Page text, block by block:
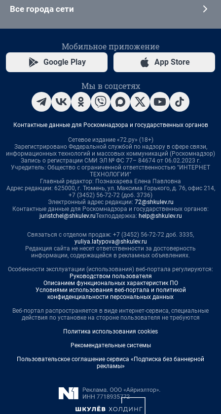
Все города сети
Мобильное приложение
Google Play App Store
Мы в соцсетях
Контактные данные для Роскомнадзора и государственных органов
Сетевое издание «72.ру» (18+)
Зарегистрировано Федеральной службой по надзору в сфере связи,
информационных технологий и массовых коммуникаций (Роскомнадзор)
Запись о регистрации СМИ ЭЛ № ФС 77– 84674 от 06.02.2023 г.
Учредитель: Общество с ограниченной ответственностью "ИНТЕРНЕТ
ТЕХНОЛОГИИ"
Главный редактор: Познахарева Елена Павловна
Адрес редакции: 625000, г. Тюмень, ул. Максима Горького, д. 76, офис 214,
+7 (3452) 56-72-72 (доб. 3736)
Электронный адрес редакции: 72@shkulev.ru
Контактные данные для Роскомнадзора и государственных органов:
juristchel@shkulev.ruТехподдержка: help@shkulev.ru
Связаться с отделом продаж: +7 (3452) 56-72-72 доб. 3335,
yuliya.latypova@shkulev.ru
Редакция сайта не несет ответственности за достоверность
информации, содержащейся в рекламных объявлениях.
Особенности эксплуатации (использования) веб-портала регулируются:
Руководством пользователя
Описанием функциональных характеристик ПО
Условиями использования веб-портала и политикой
конфиденциальности персональных данных
Веб-портал распространяется в виде интернет-сервиса, специальные
действия по установке на стороне пользователя не требуются
Политика использования cookies
Рекомендательные системы
Пользовательское соглашение сервиса «Подписка без баннерной
рекламы»